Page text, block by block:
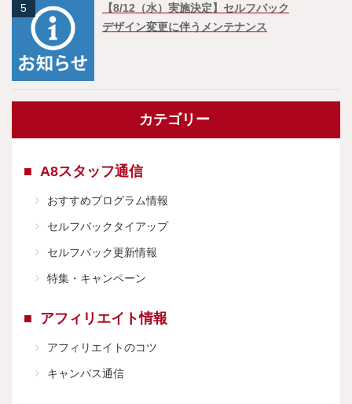
5
【8/12（水）実施決定】セルフバック
デザイン変更に伴うメンテナンス
カテゴリー
A8スタッフ通信
おすすめプログラム情報
セルフバックタイアップ
セルフバック更新情報
特集・キャンペーン
アフィリエイト情報
アフィリエイトのコツ
キャンパス通信